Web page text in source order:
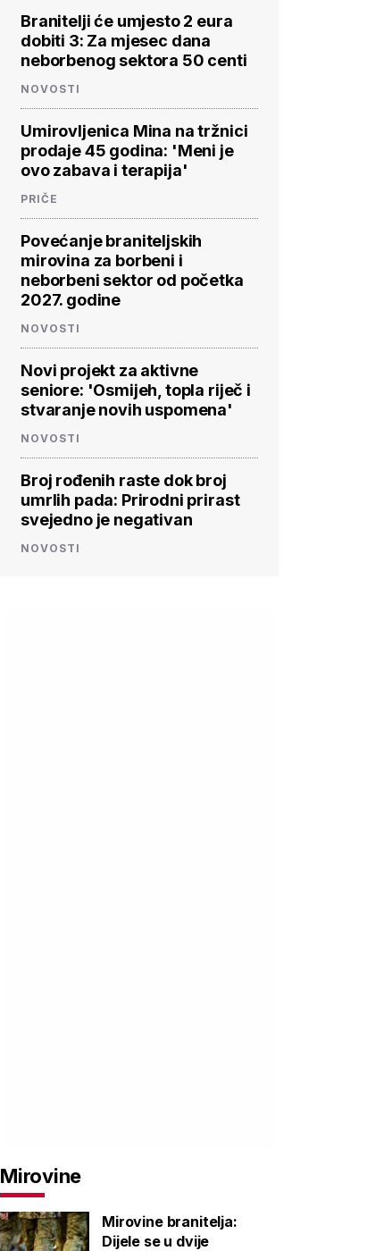
Branitelji će umjesto 2 eura
dobiti 3: Za mjesec dana
neborbenog sektora 50 centi
NOVOSTI
Umirovljenica Mina na tržnici
prodaje 45 godina: 'Meni je
ovo zabava i terapija'
PRIČE
Povećanje braniteljskih
mirovina za borbeni i
neborbeni sektor od početka
2027. godine
NOVOSTI
Novi projekt za aktivne
seniore: 'Osmijeh, topla riječ i
stvaranje novih uspomena'
NOVOSTI
Broj rođenih raste dok broj
umrlih pada: Prirodni prirast
svejedno je negativan
NOVOSTI
Mirovine
Mirovine branitelja:
Dijele se u dvije